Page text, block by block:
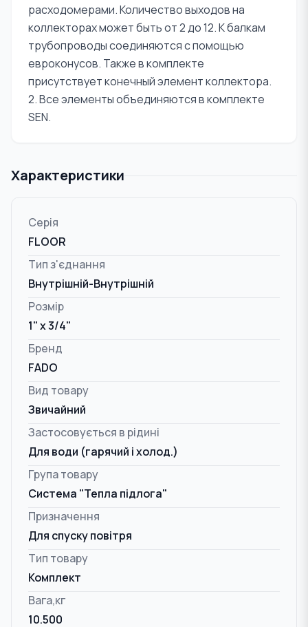
расходомерами. Количество выходов на
коллекторах может быть от 2 до 12. К балкам
трубопроводы соединяются с помощью
евроконусов. Также в комплекте
присутствует конечный элемент коллектора.
2. Все элементы объединяются в комплекте
SEN.
Характеристики
Серія
FLOOR
Тип з'єднання
Внутрішній-Внутрішній
Розмір
1" x 3/4"
Бренд
FADO
Вид товару
Звичайний
Застосовується в рідині
Для води (гарячий і холод.)
Група товару
Система "Тепла підлога"
Призначення
Для спуску повітря
Тип товару
Комплект
Вага,кг
10.500